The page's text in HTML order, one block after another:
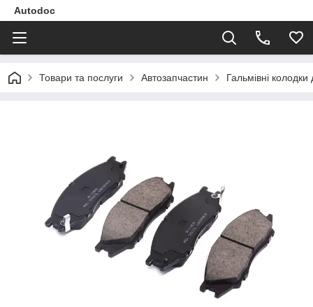
Autodoc
Товари та послуги Автозапчастин Гальмівні